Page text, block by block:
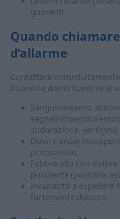
guarenti
Quando
d’allarme
Contattare
il servizio domiciliare) se si
Sanguinamento
segnali di perdita
sudorazione, vertigini)
Dolore anale
progressivo
Febbre alta con
purulenta (possibile
Incapacità a espellere
fortemente dolente